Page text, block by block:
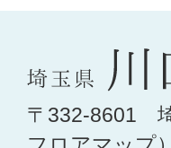
〒332-8601